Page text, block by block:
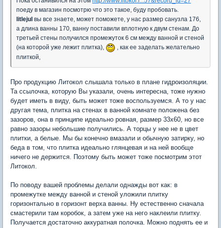
поеду в магазин посмотрю что это такое, буду пробовать.
litlejul вы все знаете, может поможете, у нас размер санузла 176,
а длина ванны 170, ванну поставили вплотную к двум стенам. До
третьей стены получился промежуток 6 см между ванной и стеной
(на которой уже лежит плитка),
, как ее заделать желательно
плиткой,
Про продукцию Литокол слышала только в плане гидроизоляции.
Та ссылочка, которую Вы указали, очень интересна, тоже нужно
будет иметь в виду, быть может тоже воспользуемся. А то у нас
другая тема, плитка на стенах в ванной комнате положена без
зазоров, она в принципе идеально ровная, размер 33х60, но все
равно зазоры небольшие получились. А торцы у нее не в цвет
плитки, а белые. Мы бы конечно вмазали и обычную затирку, но
беда в том, что плитка идеально глянцевая и на ней вообще
ничего не держится. Поэтому быть может тоже посмотрим этот
Литокол.
По поводу вашей проблемы делали однажды вот как: в
промежутке между ванной и стеной уложили плитку
горизонтально в горизонт верха ванны. Ну естественно сначала
смастерили там коробок, а затем уже на него наклеили плитку.
Получается достаточно аккуратная полочка. Можно поднять ее и